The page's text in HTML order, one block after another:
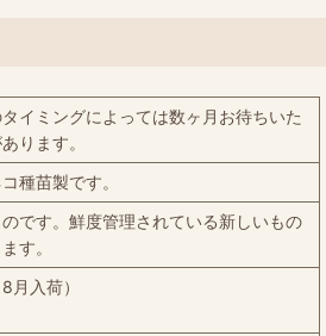
イミングによっては数ヶ月お待ちいた
ります。
種苗製です。
です。鮮度管理されている新しいもの
す。
月入荷）